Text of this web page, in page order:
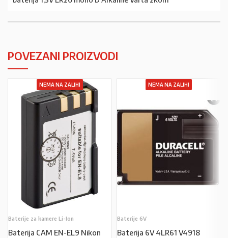
POVEZANI PROIZVODI
NEMA NA ZALIHI
Baterije za kamere Li-Ion
Baterija CAM EN-EL9 Nikon
NEMA NA ZALIHI
Baterije 6V
Baterija 6V 4LR61 V4918